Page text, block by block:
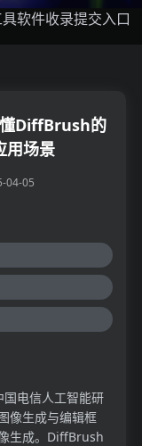
DiffBrush的
用场景
04-05
电信人工智能研
像生成与编辑框
生成。DiffBrush